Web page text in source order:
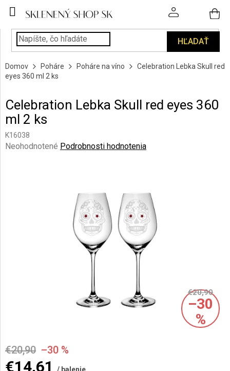
HĽADAŤ
POHÁRE
PODÁVANIE
NÁPOJOV
KUCHYŇA
A
INTERIÉR
Domov Poháre Poháre na víno
Celebration Lebka Skull red
eyes 360 ml 2 ks
Celebration Lebka Skull red eyes 360
ml 2 ks
K16038
Priemerné
Neohodnotené Podrobnosti hodnotenia
€20,90
–30
%
€20,90 –30 %
€14,61